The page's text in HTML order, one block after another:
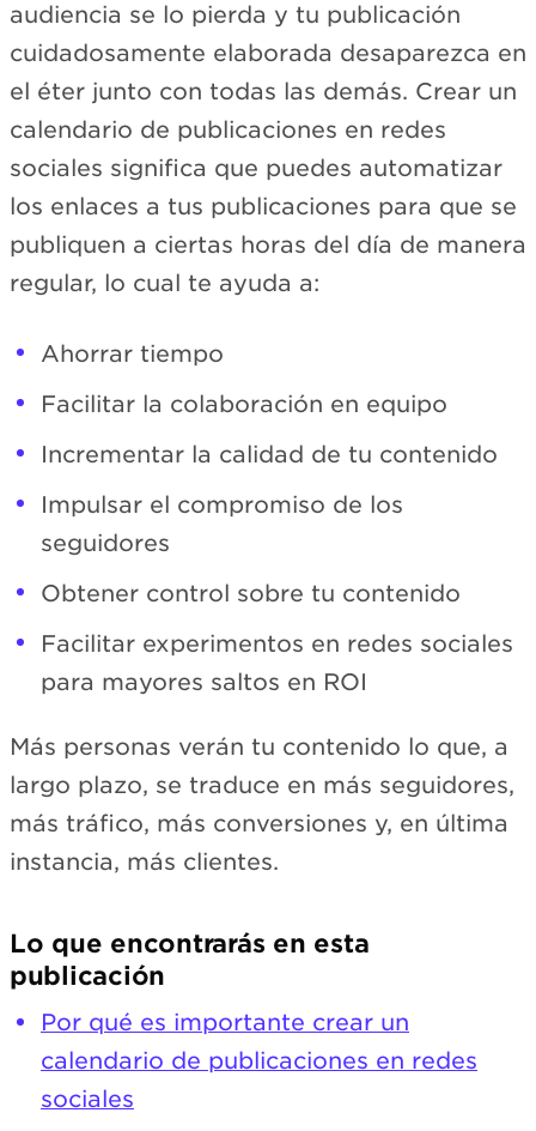
audiencia se lo pierda y tu publicación
cuidadosamente elaborada desaparezca en
el éter junto con todas las demás. Crear un
calendario de publicaciones en redes
sociales significa que puedes automatizar
los enlaces a tus publicaciones para que se
publiquen a ciertas horas del día de manera
regular, lo cual te ayuda a:
Ahorrar tiempo
Facilitar la colaboración en equipo
Incrementar la calidad de tu contenido
Impulsar el compromiso de los
seguidores
Obtener control sobre tu contenido
Facilitar experimentos en redes sociales
para mayores saltos en ROI
Más personas verán tu contenido lo que, a
largo plazo, se traduce en más seguidores,
más tráfico, más conversiones y, en última
instancia, más clientes.
Lo que encontrarás en esta
publicación
Por qué es importante crear un
calendario de publicaciones en redes
sociales